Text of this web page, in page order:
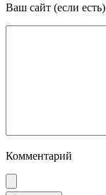
Ваш сайт (если есть)
Комментарий